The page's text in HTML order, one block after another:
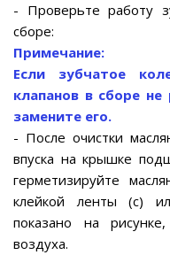
- Проверьте работу
сборе:
Примечание:
Если зубчатое
клапанов в сборе
замените его.
- После очистки
впуска на крышке
герметизируйте
клейкой ленты (с)
показано на
воздуха.